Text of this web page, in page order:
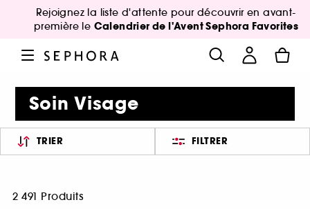
Rejoignez la liste d'attente pour découvrir en avant-
première le Calendrier de l'Avent Sephora Favorites
Soin Visage
TRIER FILTRER
2 491 Produits